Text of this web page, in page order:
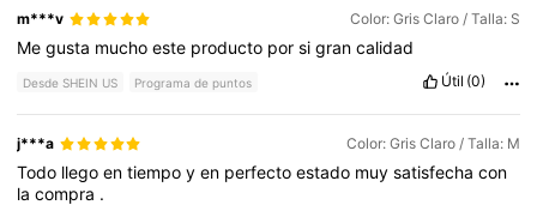
m***v Color: Gris Claro / Talla: S
Megusta muchoeste producto porsigrancalidad
Desde SHEIN US Programa de puntos Útil (0)
j***a Color: Gris Claro / Talla: M
Todo llegoentiempoyen perfectoestado muysatisfechacon
lacompra .